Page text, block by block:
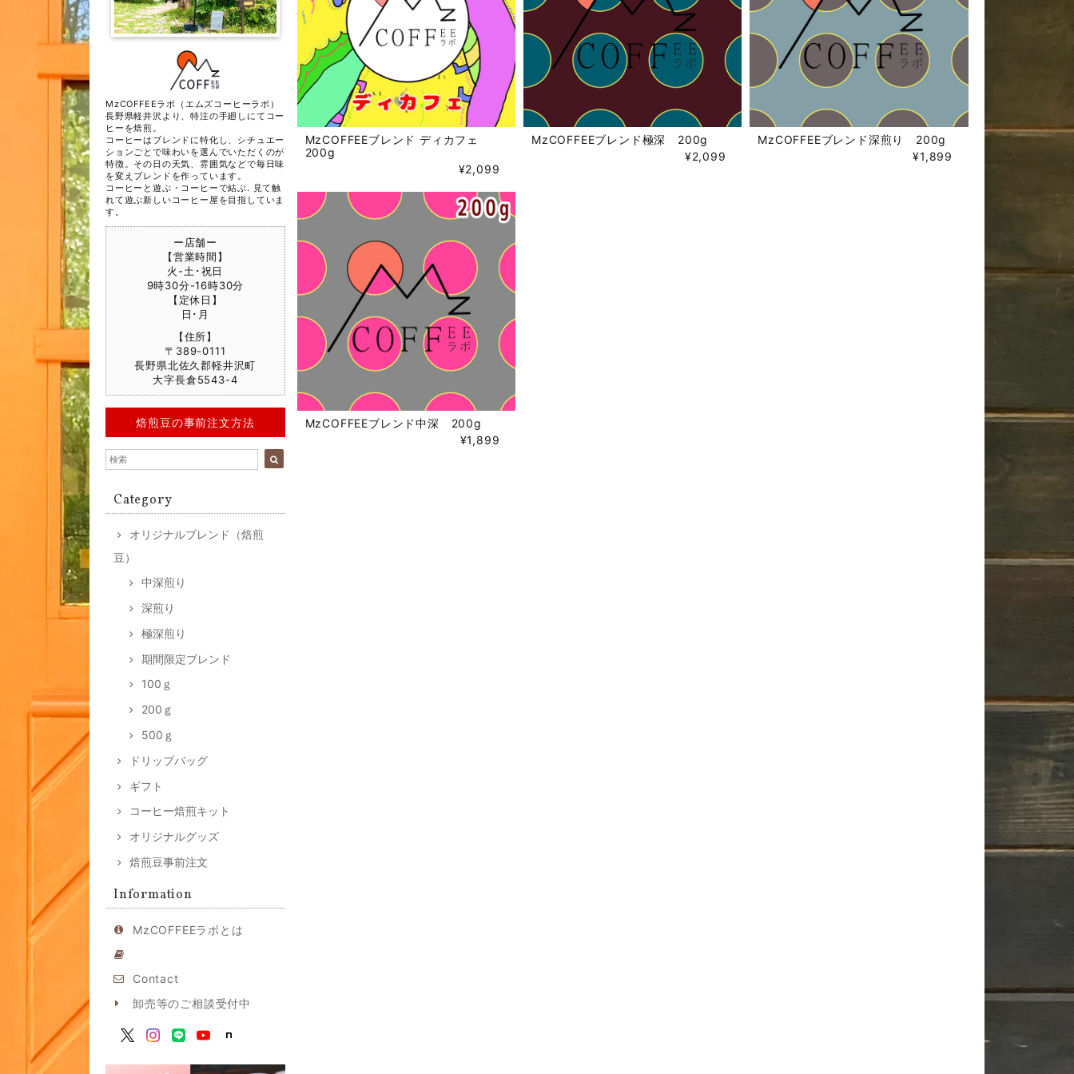
MzCOFFEEラボ（エムズコーヒーラボ）
長野県軽井沢より、特注の手廻しにてコー
ヒーを焙煎。
コーヒーはブレンドに特化し、シチュエー
ションごとで味わいを選んでいただくのが
特徴。その日の天気、雰囲気などで毎日味
を変えブレンドを作っています。
コーヒーと遊ぶ・コーヒーで結ぶ. 見て触
れて遊ぶ新しいコーヒー屋を目指していま
す。
ー店舗ー
【営業時間】
火-土･祝日
9時30分-16時30分
【定休日】
日･月
【住所】
〒389-0111
長野県北佐久郡軽井沢町
大字長倉5543-4
焙煎豆の事前注文方法
Category
オリジナルブレンド（焙煎
豆）
中深煎り
深煎り
極深煎り
期間限定ブレンド
100ｇ
200ｇ
500ｇ
ドリップバッグ
ギフト
コーヒー焙煎キット
オリジナルグッズ
焙煎豆事前注文
Information
MzCOFFEEラボとは
Contact
卸売等のご相談受付中
MzCOFFEEブレンド ディカフェ
200g
¥2,099
MzCOFFEEブレンド極深 200g
¥2,099
MzCOFFEEブレンド深煎り 200g
¥1,899
MzCOFFEEブレンド中深 200g
¥1,899